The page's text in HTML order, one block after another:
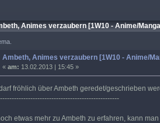
Animes verzaubern [1W10 - Anime/
Ambeth, Animes verzaubern [1W10 - Anime/
«am: 13.02.2013 | 15:45 »
fröhlich über Ambeth geredet/geschrieben
etwas mehr zu Ambeth zu erfahren, kann